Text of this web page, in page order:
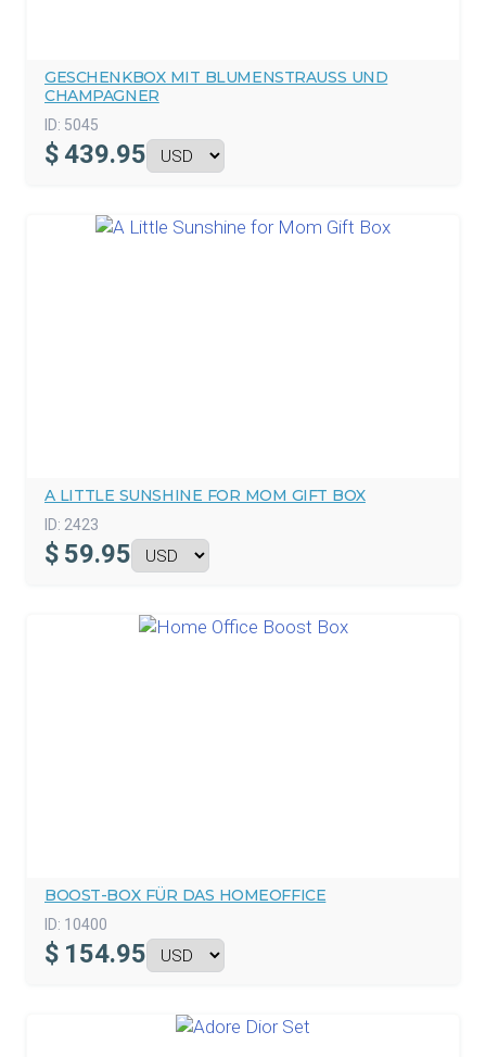
GESCHENKBOX MIT BLUMENSTRAUSS UND C
HAMPAGNER
ID: 5045
$ 439.95
A LITTLE SUNSHINE FOR MOM GIFT BOX
ID: 2423
$ 59.95
BOOST-BOX FÜR DAS HOMEOFFICE
ID: 10400
$ 154.95